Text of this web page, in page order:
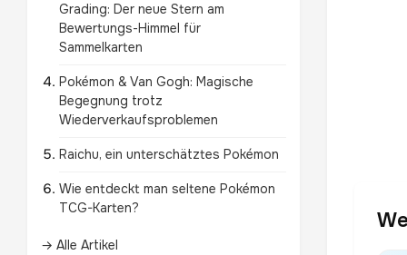
Grading: Der neue Stern am
Bewertungs-Himmel für
Sammelkarten
Pokémon & Van Gogh: Magische
Begegnung trotz
Wiederverkaufsproblemen
Raichu, ein unterschätztes Pokémon
Wie entdeckt man seltene Pokémon
TCG-Karten?
→ Alle Artikel